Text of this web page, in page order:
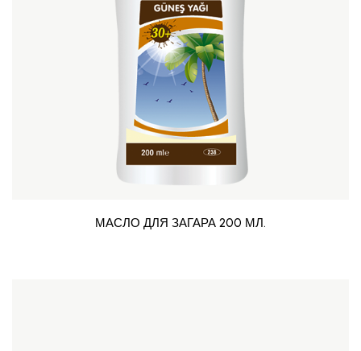
МАСЛО ДЛЯ ЗАГАРА 200 МЛ.